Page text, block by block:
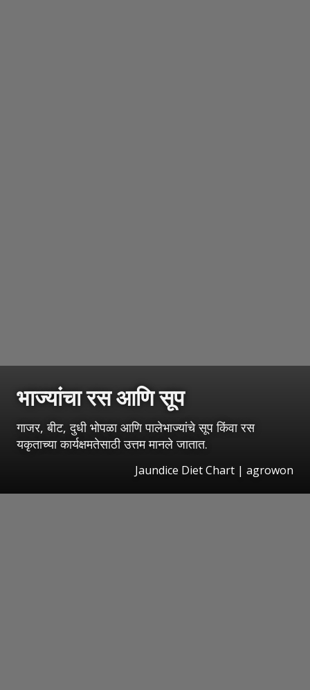
भाज्यांचा रस आणि सूप
गाजर, बीट, दुधी भोपळा आणि पालेभाज्यांचे सूप किंवा रस
यकृताच्या कार्यक्षमतेसाठी उत्तम मानले जातात.
Jaundice Diet Chart | agrowon